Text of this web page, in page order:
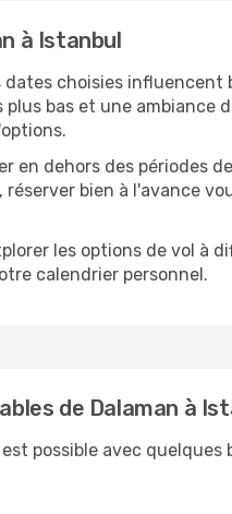
à Istanbul
choisies
bas et une
en dehors des périodes
réserver bien à l'avance
les options de vol à
calendrier personnel.
de Dalaman à
possible avec quelques